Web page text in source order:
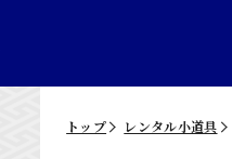
トップ レンタル小道具